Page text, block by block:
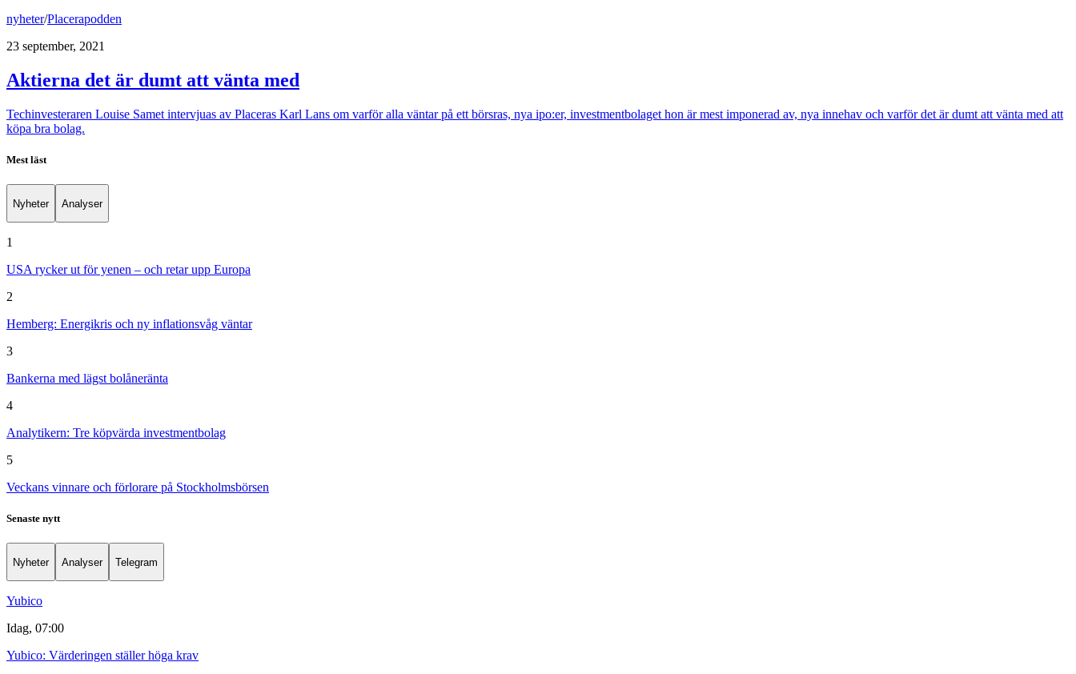
nyheter/Placerapodden
23 september, 2021
Aktierna det är dumt att vänta med
Techinvesteraren Louise Samet intervjuas av Placeras Karl Lans om varför alla väntar på ett börsras, nya ipo:er, investmentbolaget hon är mest imponerad av, nya innehav och varför det är dumt att vänta med att
köpa bra bolag.
Mest läst
Nyheter Analyser
1
USA rycker ut för yenen – och retar upp Europa
2
Hemberg: Energikris och ny inflationsvåg väntar
3
Bankerna med lägst bolåneränta
4
Analytikern: Tre köpvärda investmentbolag
5
Veckans vinnare och förlorare på Stockholmsbörsen
Senaste nytt
Nyheter Analyser Telegram
Yubico
Idag, 07:00
Yubico: Värderingen ställer höga krav